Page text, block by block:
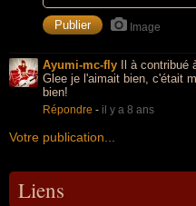
Image
Ayumi-mc-fly
Il à
Glee je l'aimait bien, c'était
bien!
Répondre - il y a 8 ans
Votre publication...
Liens